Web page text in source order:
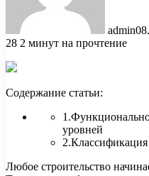
admin
28 2 минут на прочтение
Содержание статьи:
уровней
Любое строительство